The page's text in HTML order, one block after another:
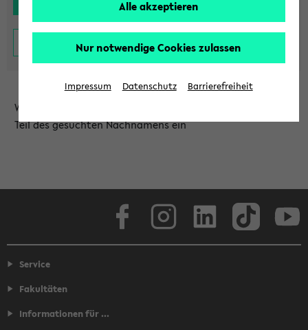
Wählen Sie die Einrichtung aus und/oder geben Sie einen
Teil des gesuchten Nachnamens ein
Service
Fakultäten
Informationen für ...
Alle akzeptieren
Nur notwendige Cookies zulassen
Impressum Datenschutz Barrierefreiheit